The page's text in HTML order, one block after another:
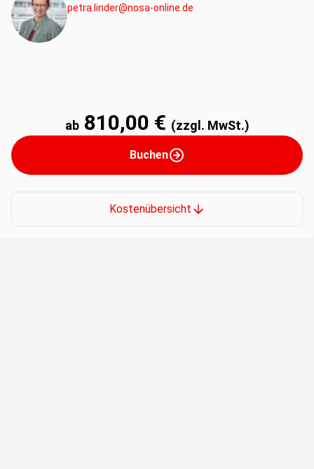
petra.linder@nosa-online.de
ab 810,00 € (zzgl. MwSt.)
Buchen
Kostenübersicht